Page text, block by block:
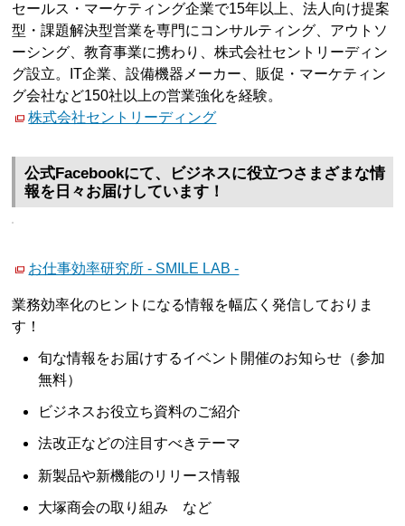
セールス・マーケティング企業で15年以上、法人向け提案
型・課題解決型営業を専門にコンサルティング、アウトソ
ーシング、教育事業に携わり、株式会社セントリーディン
グ設立。IT企業、設備機器メーカー、販促・マーケティン
グ会社など150社以上の営業強化を経験。
株式会社セントリーディング
公式Facebookにて、ビジネスに役立つさまざまな情
報を日々お届けしています！
お仕事効率研究所 - SMILE LAB -
業務効率化のヒントになる情報を幅広く発信しておりま
す！
旬な情報をお届けするイベント開催のお知らせ（参加
無料）
ビジネスお役立ち資料のご紹介
法改正などの注目すべきテーマ
新製品や新機能のリリース情報
大塚商会の取り組み など